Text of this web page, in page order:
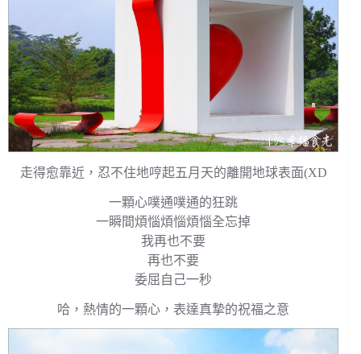
走得愈靠近，忍不住地哼起五月天的離開地球表面(XD
一顆心噗通噗通的狂跳
一瞬間煩惱煩惱煩惱全忘掉
我再也不要
再也不要
委屈自己一秒
哈，熱情的一顆心，表達真摯的祝福之意